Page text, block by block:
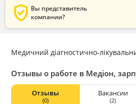
verified_user Вы представитель
компании?
Медичний діагностично-
Отзывы о работе в Медіон,
Отзывы
(0)
Вакансии
(2)